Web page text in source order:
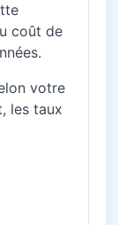
coût de
votre
les taux